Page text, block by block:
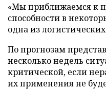
«Мы приближаемся к
способности в
одна из
По прогнозам
несколько недель
критической, если
их применения не